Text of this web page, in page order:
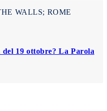
19 ottobre? La Parola